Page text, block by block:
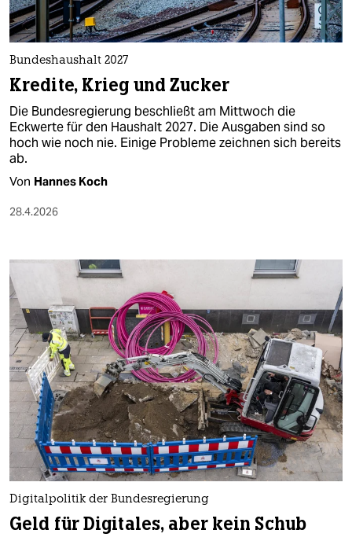
Bundeshaushalt 2027
Kredite, Krieg und Zucker
Die Bundesregierung beschließt am Mittwoch die
Eckwerte für den Haushalt 2027. Die Ausgaben sind so
hoch wie noch nie. Einige Probleme zeichnen sich bereits
ab.
Von Hannes Koch
28.4.2026
Digitalpolitik der Bundesregierung
Geld für Digitales, aber kein Schub